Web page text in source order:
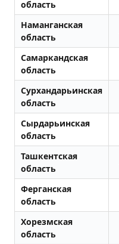
область
Наманганская
область
Самаркандская
область
Сурхандарьинская
область
Сырдарьинская
область
Ташкентская
область
Ферганская
область
Хорезмская
область